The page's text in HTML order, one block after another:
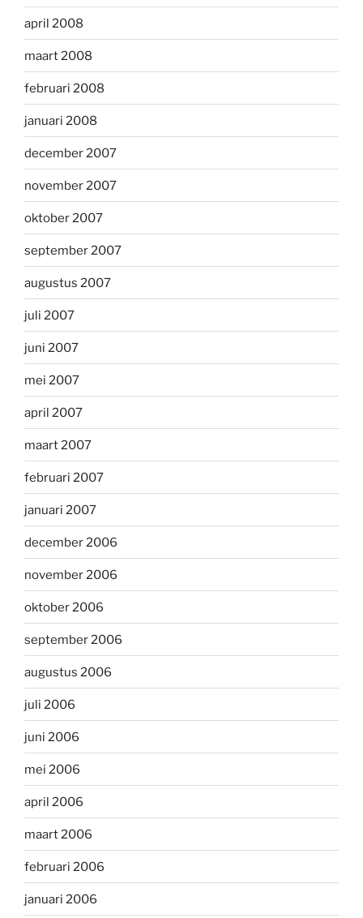
april 2008
maart 2008
februari 2008
januari 2008
december 2007
november 2007
oktober 2007
september 2007
augustus 2007
juli 2007
juni 2007
mei 2007
april 2007
maart 2007
februari 2007
januari 2007
december 2006
november 2006
oktober 2006
september 2006
augustus 2006
juli 2006
juni 2006
mei 2006
april 2006
maart 2006
februari 2006
januari 2006